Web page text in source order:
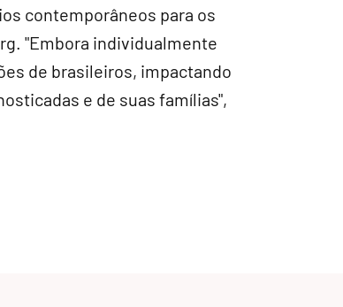
contemporâneos para os
"Embora individualmente
de brasileiros, impactando
e de suas famílias",